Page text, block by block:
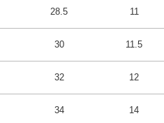
28.5 11
30 11.5
32 12
34 14